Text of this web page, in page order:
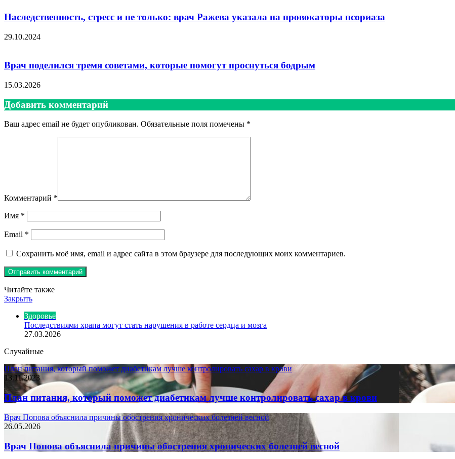
Наследственность, стресс и не только: врач Ражева указала на провокаторы псориаза
29.10.2024
Врач поделился тремя советами, которые помогут проснуться бодрым
15.03.2026
Добавить комментарий
Ваш адрес email не будет опубликован. Обязательные поля помечены *
Комментарий *
Имя *
Email *
Сохранить моё имя, email и адрес сайта в этом браузере для последующих моих комментариев.
Читайте также
Закрыть
Здоровье
Последствиями храпа могут стать нарушения в работе сердца и мозга
27.03.2026
Случайные
План питания, который поможет диабетикам лучше контролировать сахар в крови
13.11.2023
План питания, который поможет диабетикам лучше контролировать сахар в крови
Врач Попова объяснила причины обострения хронических болезней весной
26.05.2026
Врач Попова объяснила причины обострения хронических болезней весной